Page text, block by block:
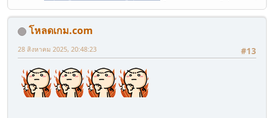
โหลดเกม.com
#13
28 สิงหาคม 2025, 20:48:23